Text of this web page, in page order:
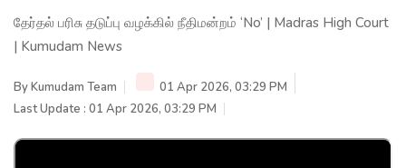
தேர்தல் பரிசு தடுப்பு வழக்கில் நீதிமன்றம் ‘No’ | Madras High Court
| Kumudam News
ByKumudam Team
01 Apr 2026, 03:29 PM
Last Update : 01 Apr 2026, 03:29 PM